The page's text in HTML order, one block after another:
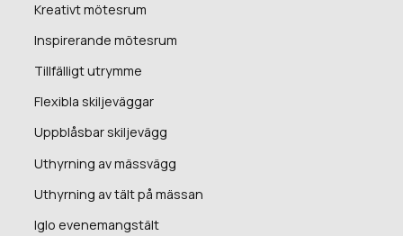
Kreativt mötesrum
Inspirerande mötesrum
Tillfälligt utrymme
Flexibla skiljeväggar
Uppblåsbar skiljevägg
Uthyrning av mässvägg
Uthyrning av tält på mässan
Iglo evenemangstält